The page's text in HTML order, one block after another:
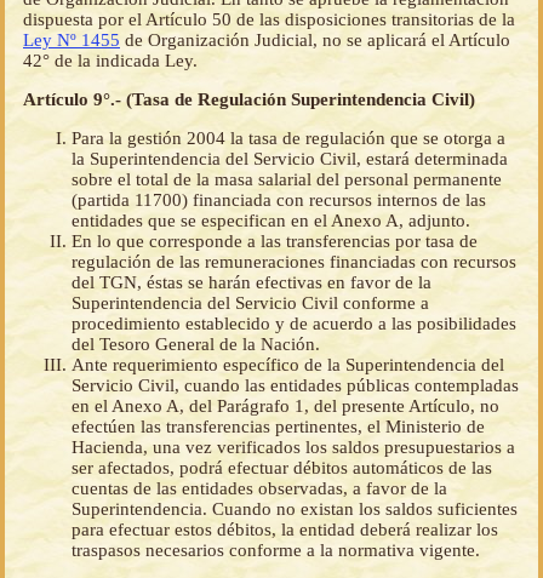
dispuesta por el Artículo 50 de las disposiciones transitorias de la
Ley Nº 1455 de Organización Judicial, no se aplicará el Artículo
42° de la indicada Ley.
Artículo 9°.- (Tasa de Regulación Superintendencia Civil)
Para la gestión 2004 la tasa de regulación que se otorga a
la Superintendencia del Servicio Civil, estará determinada
sobre el total de la masa salarial del personal permanente
(partida 11700) financiada con recursos internos de las
entidades que se especifican en el Anexo A, adjunto.
En lo que corresponde a las transferencias por tasa de
regulación de las remuneraciones financiadas con recursos
del TGN, éstas se harán efectivas en favor de la
Superintendencia del Servicio Civil conforme a
procedimiento establecido y de acuerdo a las posibilidades
del Tesoro General de la Nación.
Ante requerimiento específico de la Superintendencia del
Servicio Civil, cuando las entidades públicas contempladas
en el Anexo A, del Parágrafo 1, del presente Artículo, no
efectúen las transferencias pertinentes, el Ministerio de
Hacienda, una vez verificados los saldos presupuestarios a
ser afectados, podrá efectuar débitos automáticos de las
cuentas de las entidades observadas, a favor de la
Superintendencia. Cuando no existan los saldos suficientes
para efectuar estos débitos, la entidad deberá realizar los
traspasos necesarios conforme a la normativa vigente.